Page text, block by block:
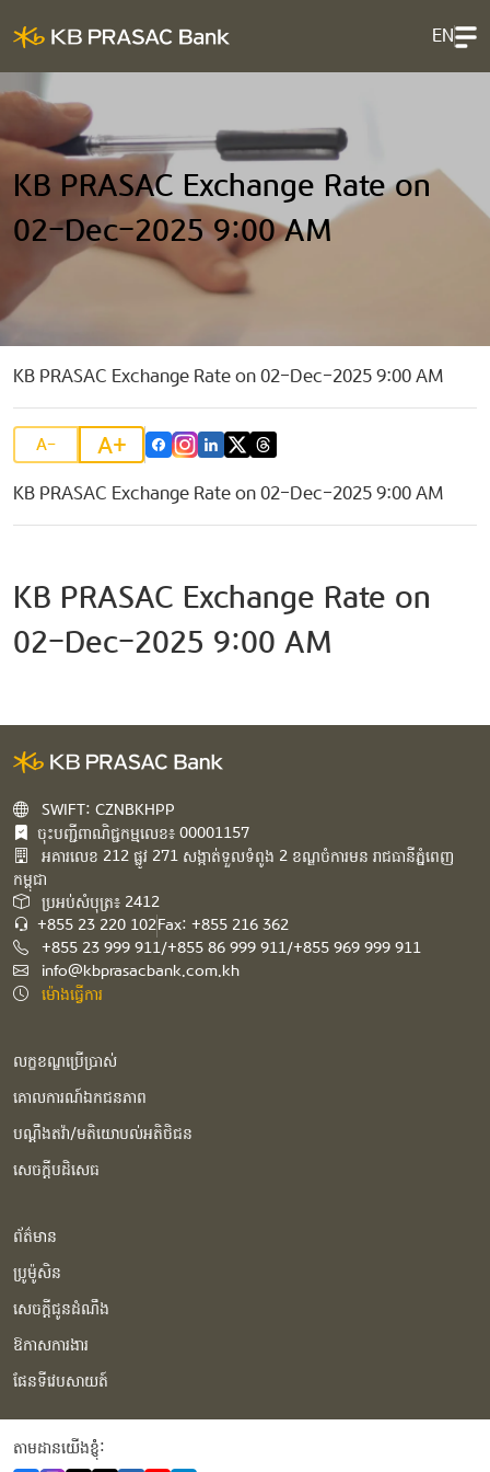
EN
KB PRASAC Exchange Rate on
02-Dec-2025 9:00 AM
KB PRASAC Exchange Rate on 02-Dec-2025 9:00 AM
A- A+
KB PRASAC Exchange Rate on 02-Dec-2025 9:00 AM
KB PRASAC Exchange Rate on
02-Dec-2025 9:00 AM
SWIFT: CZNBKHPP
ចុះបញ្ជីពាណិជ្ជកម្មលេខ៖ 00001157
អគារ​លេខ​ 212 ផ្លូវ 271 សង្កាត់ទួលទំពូង 2 ខណ្ឌចំការមន រាជធានីភ្នំពេញ
កម្ពុជា​
ប្រអប់សំបុត្រ៖ 2412
+855 23 220 102Fax: +855 216 362
+855 23 999 911/+855 86 999 911/+855 969 999 911
info@kbprasacbank.com.kh
ម៉ោងធ្វើការ
លក្ខខណ្ឌប្រើប្រាស់
គោលការណ៍ឯកជនភាព
បណ្ដឹងតវ៉ា/មតិយោបល់អតិថិជន
សេចក្ដីបដិសេធ
ព័ត៌មាន
ប្រូម៉ូសិន
សេចក្ដីជូនដំណឹង
ឱកាសការងារ
ផែនទីវេបសាយត៍
តាមដានយើងខ្ញុំំ: